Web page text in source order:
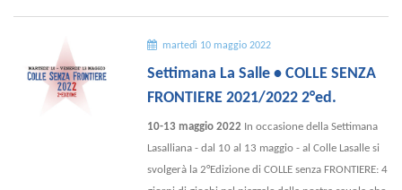
martedì 10 maggio 2022
Settimana La Salle • COLLE SENZA
FRONTIERE 2021/2022 2°ed.
10-13 maggio 2022
In occasione della Settimana
Lasalliana - dal 10 al 13 maggio - al Colle Lasalle si
svolgerà la 2°Edizione di COLLE senza FRONTIERE: 4